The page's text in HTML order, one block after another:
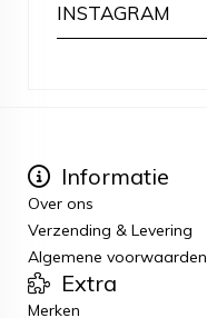
INSTAGRAM
Informatie
Over ons
Verzending & Levering
Algemene voorwaarden
Extra
Merken